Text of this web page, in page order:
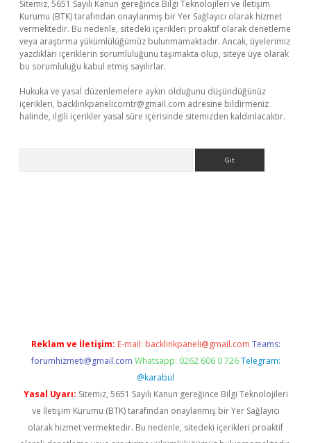
Sitemiz, 5651 Sayılı Kanun gereğince Bilgi Teknolojileri ve İletişim
Kurumu (BTK) tarafından onaylanmış bir Yer Sağlayıcı olarak hizmet
vermektedir. Bu nedenle, sitedeki içerikleri proaktif olarak denetleme
veya araştırma yükümlülüğümüz bulunmamaktadır. Ancak, üyelerimiz
yazdıkları içeriklerin sorumluluğunu taşımakta olup, siteye üye olarak
bu sorumluluğu kabul etmiş sayılırlar.
Hukuka ve yasal düzenlemelere aykırı olduğunu düşündüğünüz
içerikleri, backlinkpanelicomtr@gmail.com adresine bildirmeniz
halinde, ilgili içerikler yasal süre içerisinde sitemizden kaldırılacaktır.
Reklam ve İletişim: E-mail: backlinkpaneli@gmail.com Teams:
forumhizmeti@gmail.com Whatsapp: 0262 606 0 726 Telegram:
@karabul
Yasal Uyarı: Sitemiz, 5651 Sayılı Kanun gereğince Bilgi Teknolojileri
ve İletişim Kurumu (BTK) tarafından onaylanmış bir Yer Sağlayıcı
olarak hizmet vermektedir. Bu nedenle, sitedeki içerikleri proaktif